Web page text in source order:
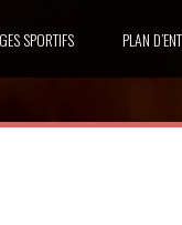
SPORTIFS PLAN